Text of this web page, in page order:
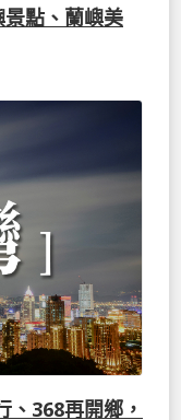
點、蘭嶼美
、368再開鄉，